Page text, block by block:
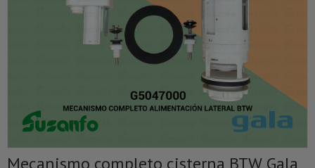
Mecanismo completo cisterna BTW Gala